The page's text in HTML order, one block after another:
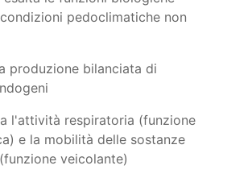
pedoclimatiche non
produzione bilanciata di
l'attività respiratoria (funzione
e la mobilità delle sostanze
veicolante)